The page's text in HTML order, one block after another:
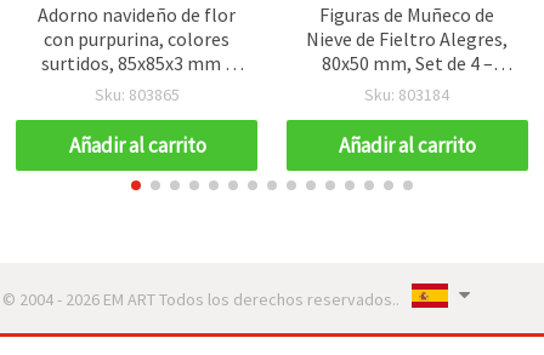
Adorno navideño de flor
con purpurina, colores
surtidos, 85x85x3 mm -
Pack de 4 uds
Sku: 803865
Añadir al carrito
Figuras de Muñeco de
Nieve de Fieltro Alegres,
80x50 mm, Set de 4 –
Perfectas para
Manualidades Infantiles y
Proyectos DIY Creativos
Sku: 803184
Añadir al carrito
© 2004 - 2026 EM ART Todos los derechos reservados..